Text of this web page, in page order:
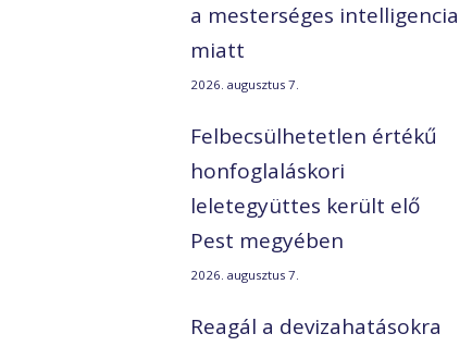
a mesterséges intelligencia
miatt
2026. augusztus 7.
Felbecsülhetetlen értékű
honfoglaláskori
leletegyüttes került elő
Pest megyében
2026. augusztus 7.
Reagál a devizahatásokra